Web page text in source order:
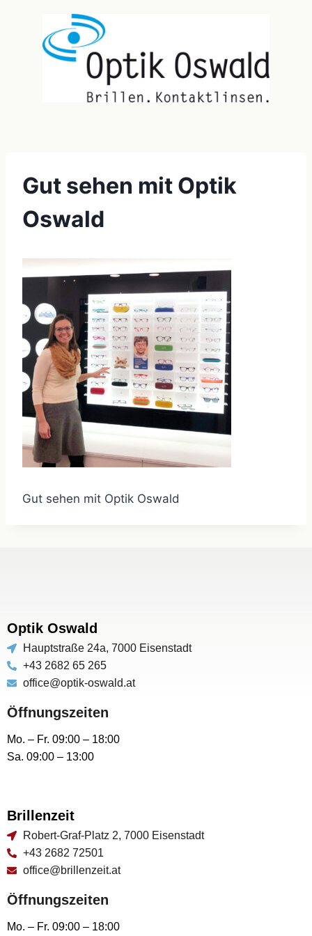
Gut sehen mit Optik
Oswald
Gut sehen mit Optik Oswald
Optik Oswald
Hauptstraße 24a, 7000 Eisenstadt
+43 2682 65 265
office@optik-oswald.at
Öffnungszeiten
Mo. – Fr. 09:00 – 18:00
Sa. 09:00 – 13:00
Brillenzeit
Robert-Graf-Platz 2, 7000 Eisenstadt
+43 2682 72501
office@brillenzeit.at
Öffnungszeiten
Mo. – Fr. 09:00 – 18:00